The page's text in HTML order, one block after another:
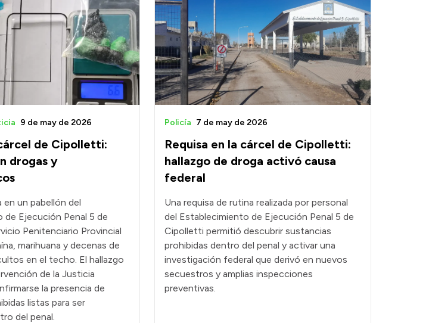
de Cipolletti:
drogas y
9 de may de 2026
en un pabellón del
de Ejecución Penal 5 de
Penitenciario Provincial
marihuana y decenas de
en el techo. El hallazgo
de la Justicia
la presencia de
listas para ser
del penal.
Requisa en la cárcel de Cipolletti:
hallazgo de droga activó causa
federal
Policía 7 de may de 2026
Una requisa de rutina realizada por personal
del Establecimiento de Ejecución Penal 5 de
Cipolletti permitió descubrir sustancias
prohibidas dentro del penal y activar una
investigación federal que derivó en nuevos
secuestros y amplias inspecciones
preventivas.